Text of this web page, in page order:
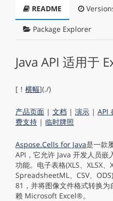
README
Package Explorer
Java API 适用于
[！ 横幅](./)
产品页面 | 文档 | 演示 | API
费支持 | 临时牌照
Aspose.Cells for Java是一款
API，它允许 Java 开发人员
功能。电子表格(XLS、XLSX、
SpreadsheetML、CSV、
81，并将图像文件格式转换为
赖 Microsoft Excel®。